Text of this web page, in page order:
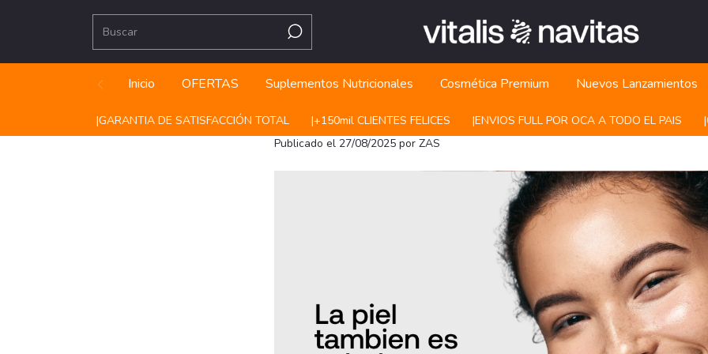
Inicio OFERTAS Suplementos Nutricionales Cosmética Premium Nuevos Lanzamientos
|ㅤㅤGARANTIA DE SATISFACCIÓN TOTAL |ㅤㅤ+150mil CLIENTES FELICES |ㅤㅤENVIOS FULL POR OCA A TODO EL PAIS |ㅤㅤ
Publicado el 27/08/2025 por ZAS